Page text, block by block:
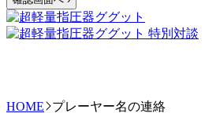
HOME プレーヤー名の連絡